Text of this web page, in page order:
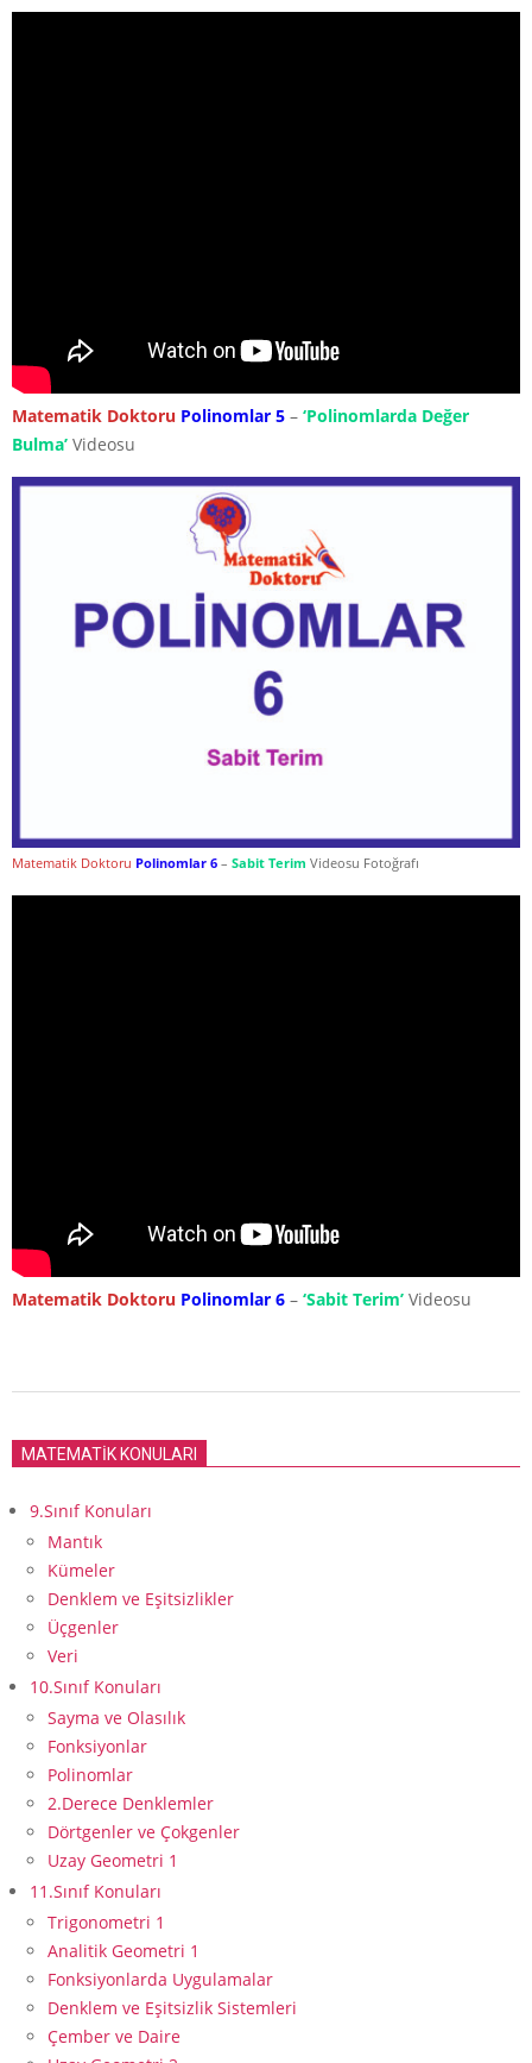
Matematik Doktoru Polinomlar 5 – ‘Polinomlarda Değer
Bulma’ Videosu
Matematik Doktoru Polinomlar 6 – Sabit Terim Videosu Fotoğrafı
Matematik Doktoru Polinomlar 6 – ‘Sabit Terim’ Videosu
26MATEMATİK KONULARI
9.Sınıf Konuları
Mantık
Kümeler
Denklem ve Eşitsizlikler
Üçgenler
Veri
10.Sınıf Konuları
Sayma ve Olasılık
Fonksiyonlar
Polinomlar
2.Derece Denklemler
Dörtgenler ve Çokgenler
Uzay Geometri 1
11.Sınıf Konuları
Trigonometri 1
Analitik Geometri 1
Fonksiyonlarda Uygulamalar
Denklem ve Eşitsizlik Sistemleri
Çember ve Daire